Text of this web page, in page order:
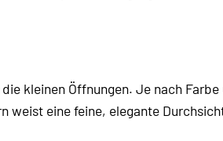
kleinen Öffnungen. Je nach
weist eine feine, elegante